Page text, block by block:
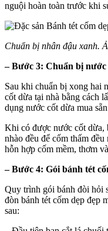
nguội hoàn toàn trước khi
Chuẩn bị nhân đậu xanh.
– Bước 3: Chuẩn bị nước
Sau khi chuẩn bị xong hai
cốt dừa tại nhà bằng cách
dụng nước cốt dừa mua
Khi có được nước cốt dừa,
nhào đều để cốm thấm
hỗn hợp cốm mềm, thơm
– Bước 4: Gói bánh tét
Quy trình gói bánh đòi hỏi
đòn bánh tét cốm dẹp đẹp
sau: